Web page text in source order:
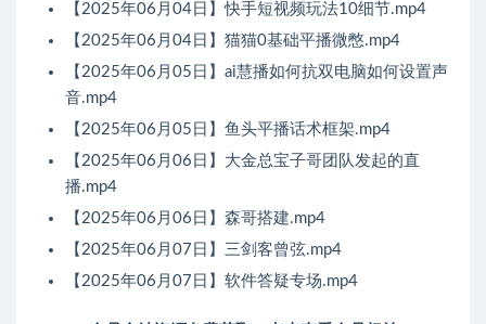
【2025年06月04日】快手短视频玩法10细节.mp4
【2025年06月04日】猫猫0基础平播微憋.mp4
【2025年06月05日】ai慧播如何抗双电脑如何设置声
音.mp4
【2025年06月05日】鱼头平播话术框架.mp4
【2025年06月06日】大金总宝子哥团队发起的直
播.mp4
【2025年06月06日】森哥搭建.mp4
【2025年06月07日】三剑客曾弦.mp4
【2025年06月07日】软件答疑专场.mp4